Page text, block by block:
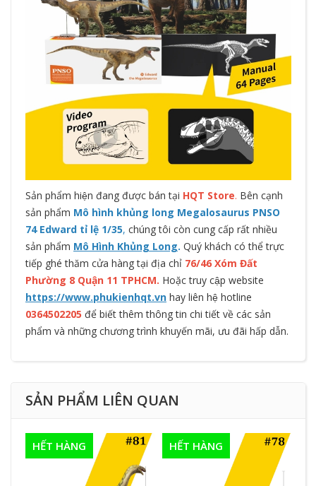
Sản phẩm hiện đang được bán tại HQT Store. Bên cạnh
sản phẩm Mô hình khủng long Megalosaurus PNSO
74 Edward tỉ lệ 1/35, chúng tôi còn cung cấp rất nhiều
sản phẩm Mô Hình Khủng Long. Quý khách có thể trực
tiếp ghé thăm cửa hàng tại địa chỉ 76/46 Xóm Đất
Phường 8 Quận 11 TPHCM. Hoặc truy cập website
https://www.phukienhqt.vn hay liên hệ hotline
0364502205 để biết thêm thông tin chi tiết về các sản
phẩm và những chương trình khuyến mãi, ưu đãi hấp dẫn.
SẢN PHẨM LIÊN QUAN
HẾT HÀNG HẾT HÀNG